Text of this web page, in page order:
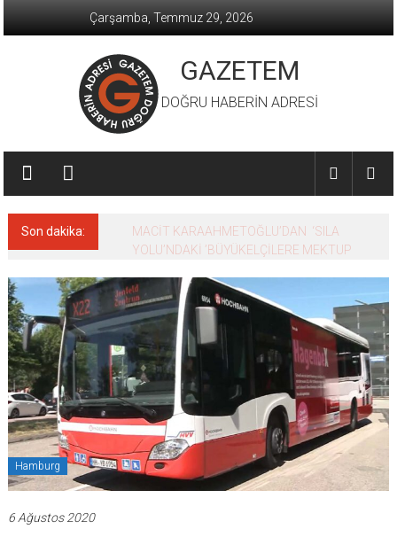
Çarşamba, Temmuz 29, 2026
GAZETEM
DOĞRU HABERİN ADRESİ
Son dakika:
MACİT KARAAHMETOĞLU’DAN ‘SILA
YOLU’NDAKİ ’BÜYÜKELÇİLERE MEKTUP
Hamburg
6 Ağustos 2020